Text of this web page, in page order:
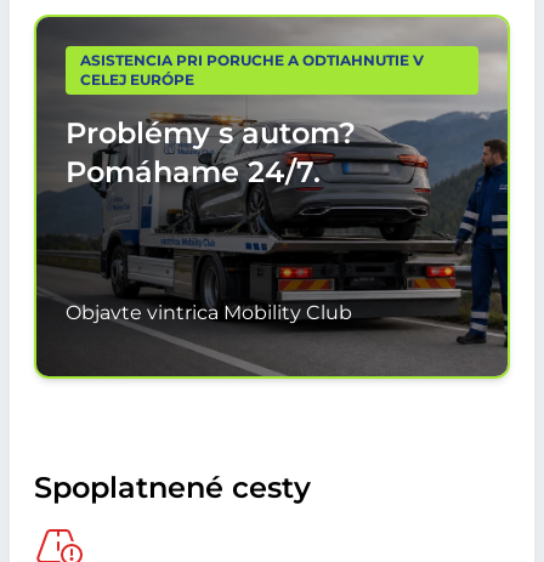
ASISTENCIA PRI PORUCHE A ODTIAHNUTIE V
CELEJ EURÓPE
Problémy s autom?
Pomáhame24/7.
Objavte vintrica Mobility Club
Spoplatnené cesty